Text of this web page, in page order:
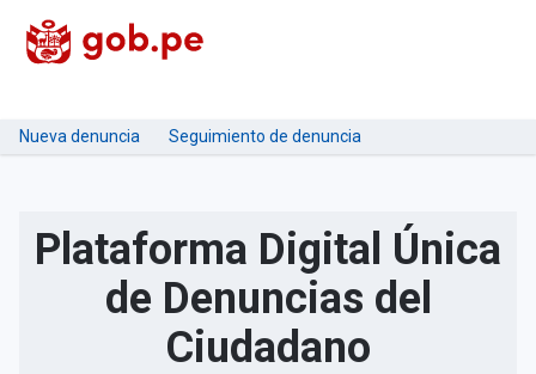
Nueva denuncia Seguimiento de denuncia
Plataforma Digital Única
de Denuncias del
Ciudadano